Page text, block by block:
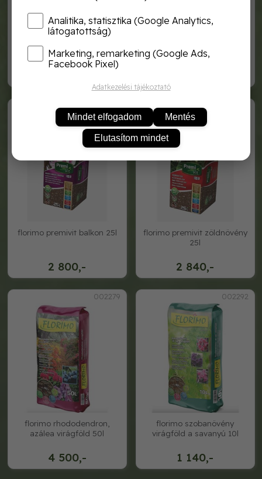
föld 20l
2 800,-
florimo premivit balkon 25l
2 840,-
florimo premivit zöldnövény
25l
002279
4 500,-
florimo rhododendron,
azálea virágföld 50l
002292
1 140,-
florimo szobanövény
virágföld a savanyú 10l
Analitika, statisztika (Google Analytics,
látogatottság)
Marketing, remarketing (Google Ads,
Facebook Pixel)
Adatkezelési tájékoztató
Mindet elfogadom Mentés
Elutasítom mindet